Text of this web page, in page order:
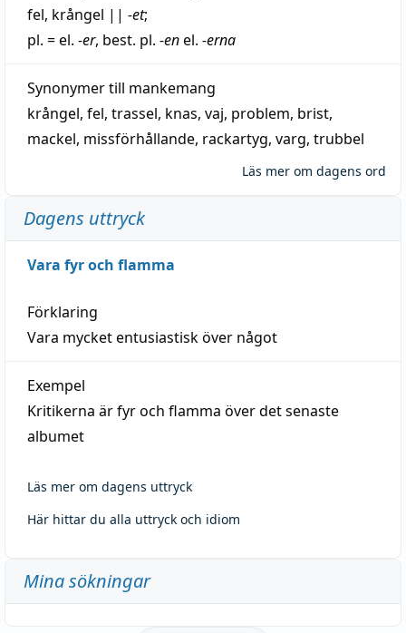
fel, krångel || -et;
pl. = el. -er, best. pl. -enel. -erna
Synonymer till mankemang
krångel, fel, trassel, knas, vaj, problem, brist,
mackel, missförhållande, rackartyg, varg, trubbel
Läs mer om dagens ord
Dagens uttryck
Vara fyr och flamma
Förklaring
Vara mycket entusiastisk över något
Exempel
Kritikerna är fyr och flamma över det senaste
albumet
Läs mer om dagens uttryck
Här hittar du alla uttryck och idiom
Mina sökningar